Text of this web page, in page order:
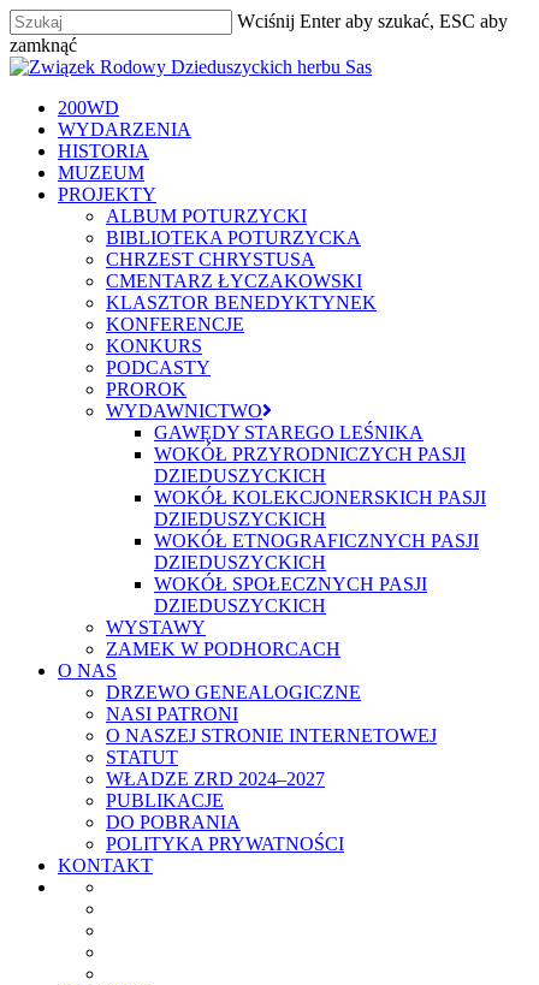
Skip
to
main
Wciśnij Enter aby szukać, ESC aby
zamknąć
Zamknij
szukaj
Menu
200WD
WYDARZENIA
HISTORIA
MUZEUM
PROJEKTY
ALBUM POTURZYCKI
BIBLIOTEKA POTURZYCKA
CHRZEST CHRYSTUSA
CMENTARZ ŁYCZAKOWSKI
KLASZTOR BENEDYKTYNEK
KONFERENCJE
KONKURS
PODCASTY
PROROK
WYDAWNICTWO
GAWĘDY STAREGO LEŚNIKA
WOKÓŁ PRZYRODNICZYCH PASJI
DZIEDUSZYCKICH
WOKÓŁ KOLEKCJONERSKICH PASJI
DZIEDUSZYCKICH
WOKÓŁ ETNOGRAFICZNYCH PASJI
DZIEDUSZYCKICH
WOKÓŁ SPOŁECZNYCH PASJI
DZIEDUSZYCKICH
WYSTAWY
ZAMEK W PODHORCACH
O NAS
DRZEWO GENEALOGICZNE
NASI PATRONI
O NASZEJ STRONIE INTERNETOWEJ
STATUT
WŁADZE ZRD 2024–2027
PUBLIKACJE
DO POBRANIA
POLITYKA PRYWATNOŚCI
KONTAKT